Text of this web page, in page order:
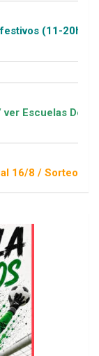
20h)
Deportivas
1 de